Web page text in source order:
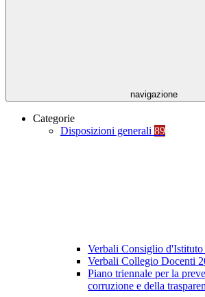
navigazione
Categorie
Disposizioni generali 89
Verbali Consiglio
Verbali Collegio Docenti
Piano triennale per la
corruzione e della